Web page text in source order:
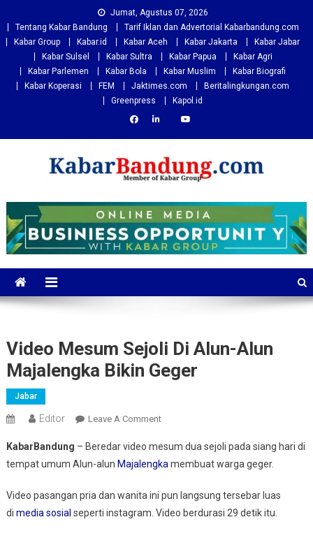
to
content
Jumat, Agustus 07, 2026
Tentang Kabar Bandung
Tarif Iklan dan Advertorial Kabarbandung.com
Kabar Group
Kabar.id Kabar Aceh Kabar Jakarta
Kabar Jabar
Kabar Sulsel
Kabar Sultra Kabar Papua
Kabar Agri
Kabar Parlemen
Kabar Bola Kabar Muslim
Kabar Biografi
Kabar Koperasi
FEM Jaktimes.com
Beritalingkungan.com
Greenpress
Kapol.id
Kabarbandung.com
Video Mesum Sejoli Di Alun-Alun
Majalengka Bikin Geger
Jabar
Editor Leave A CommentOn
Mesum
Sejoli
Alun-
Alun
KabarBandung – Beredar video mesum dua sejoli pada siang hari di
tempat umum Alun-alun Majalengka membuat warga geger.
Video pasangan pria dan wanita ini pun langsung tersebar luas
di media sosial seperti instagram. Video berdurasi 29 detik itu.